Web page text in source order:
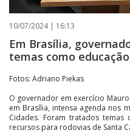
10/07/2024 | 16:13
Em Brasília,
temas como
Fotos: Adriano Piekas
O governador em exercício
em Brasília, intensa agenda nos
Cidades. Foram tratados temas
recursos para rodovias de Santa